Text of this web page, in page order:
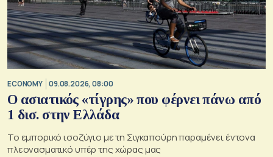
ECONOMY 09.08.2026, 08:00
Ο ασιατικός «τίγρης» που φέρνει πάνω από
1 δισ. στην Ελλάδα
Το εμπορικό ισοζύγιο με τη Σιγκαπούρη παραμένει έντονα
πλεονασματικό υπέρ της χώρας μας